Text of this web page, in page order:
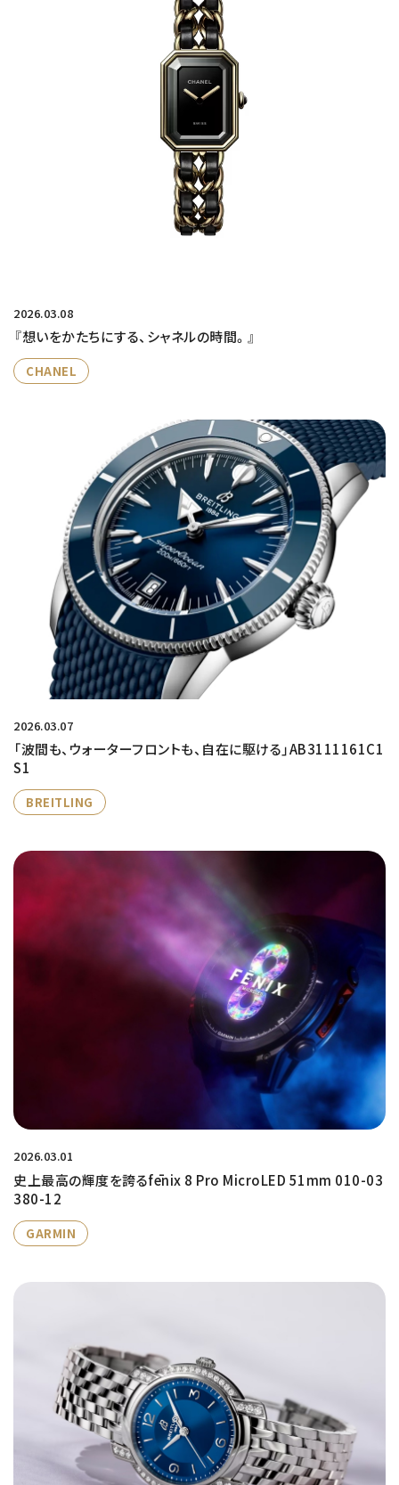
2026.03.08
『想いをかたちにする、シャネルの時間。』
CHANEL
2026.03.07
「波間も、ウォーターフロントも、自在に駆ける」AB3111161C1
S1
BREITLING
2026.03.01
史上最高の輝度を誇るfēnix 8 Pro MicroLED 51mm 010-03
380-12
GARMIN